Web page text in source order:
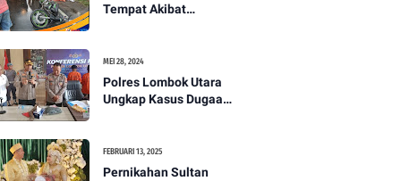
Tempat Akibat
Utara -PENANTB
MEI 28, 2024
Polres Lombok Utara
Ungkap Kasus Dugaan
Gantung Diri
FEBRUARI 13, 2025
Pernikahan Sultan